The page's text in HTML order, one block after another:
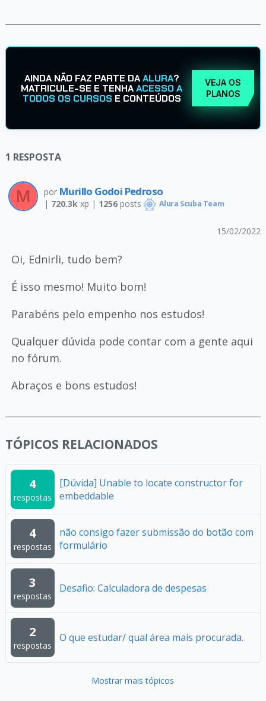
AINDA NÃO FAZ PARTE DAALURA?
MATRICULE-SE E TENHAACESSO A
TODOS OS CURSOS E CONTEÚDOS
VEJA OS
PLANOS
1 RESPOSTA
por Murillo Godoi Pedroso
| 720.3k xp | 1256posts Alura Scuba Team
15/02/2022
Oi, Ednirli, tudo bem?
É isso mesmo! Muito bom!
Parabéns pelo empenho nos estudos!
Qualquer dúvida pode contar com a gente aqui
no fórum.
Abraços e bons estudos!
TÓPICOS RELACIONADOS
4
respostas
[Dúvida] Unable to locate constructor for
embeddable
4
respostas
não consigo fazer submissão do botão com
formulário
3
respostas
Desafio: Calculadora de despesas
2
respostas
O que estudar/ qual área mais procurada.
Mostrar mais tópicos